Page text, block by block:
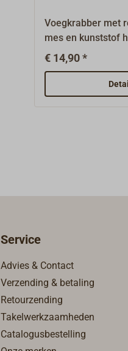
Voegkrabber met
mes en kunststof
brede blad is
krabben van grotere
oppervlakken.Het
bijzonder geschikt
€ 14,90 *
Service
Advies & Contact
Verzending & betaling
Retourzending
Takelwerkzaamheden
Catalogusbestelling